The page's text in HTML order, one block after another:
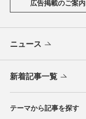
広告掲載のご案内
ニュース
新着記事一覧
テーマから記事を探す